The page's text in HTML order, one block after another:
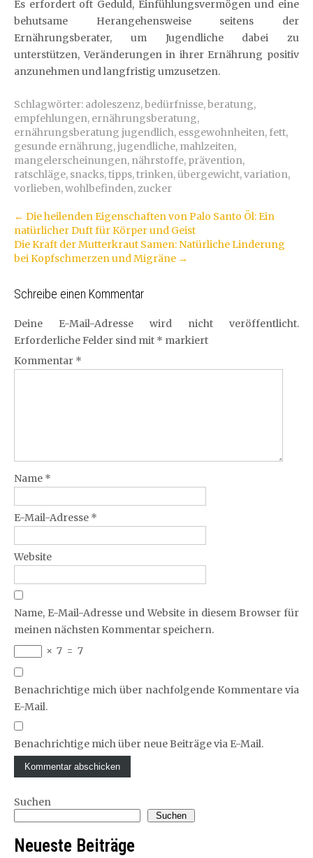
Es erfordert oft Geduld, Einfühlungsvermögen und eine
behutsame Herangehensweise seitens der
Ernährungsberater, um Jugendliche dabei zu
unterstützen, Veränderungen in ihrer Ernährung positiv
anzunehmen und langfristig umzusetzen.
Schlagwörter: adoleszenz,bedürfnisse,beratung,
empfehlungen, ernährungsberatung,
ernährungsberatung jugendlich, essgewohnheiten, fett,
gesunde ernährung,jugendliche, mahlzeiten,
mangelerscheinungen, nährstoffe, prävention,
ratschläge, snacks,tipps,trinken,übergewicht,variation,
vorlieben,wohlbefinden, zucker
Artikel-
Navigation
← Die heilenden Eigenschaften von Palo Santo Öl: Ein
natürlicher Duft für Körper und Geist
Die Kraft der Mutterkraut Samen: Natürliche Linderung
bei Kopfschmerzen und Migräne →
Schreibe einen Kommentar
Deine E-Mail-Adresse wird nicht veröffentlicht.
Erforderliche Felder sind mit * markiert
Kommentar *
Name *
E-Mail-Adresse *
Website
Name, E-Mail-Adresse und Website in diesem Browser für
meinen nächsten Kommentar speichern.
× 7 = 7
Benachrichtige mich über nachfolgende Kommentare via
E-Mail.
Benachrichtige mich über neue Beiträge via E-Mail.
Suchen
Suchen
Neueste Beiträge